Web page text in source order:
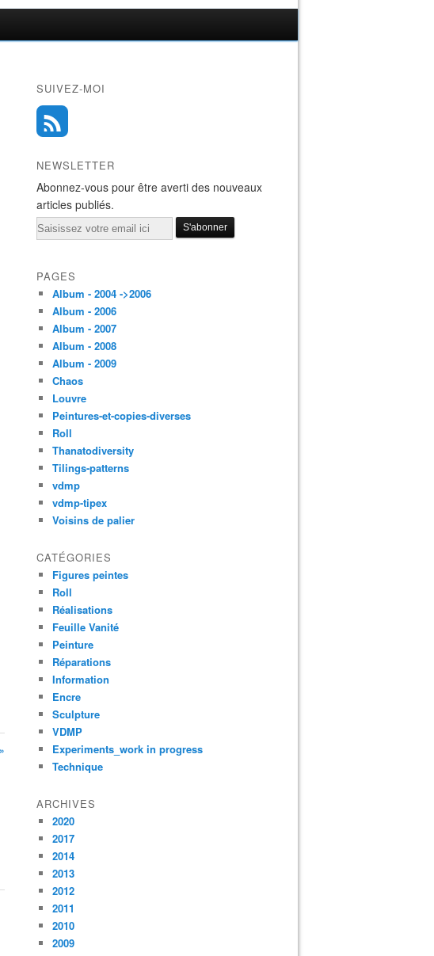
SUIVEZ-MOI
NEWSLETTER
Abonnez-vous pour être averti des nouveaux
articles publiés.
Email
PAGES
Album - 2004 ->2006
Album - 2006
Album - 2007
Album - 2008
Album - 2009
Chaos
Louvre
Peintures-et-copies-diverses
Roll
Thanatodiversity
Tilings-patterns
vdmp
vdmp-tipex
Voisins de palier
CATÉGORIES
Figures peintes
Roll
Réalisations
Feuille Vanité
Peinture
Réparations
Information
Encre
Sculpture
VDMP
Experiments_work in progress
Technique
ARCHIVES
2020
2017
2014
2013
2012
2011
2010
2009